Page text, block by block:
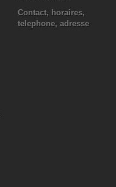
Contact, horaires,
telephone, adresse